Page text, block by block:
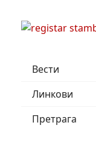
Вести
Линкови
Претрага